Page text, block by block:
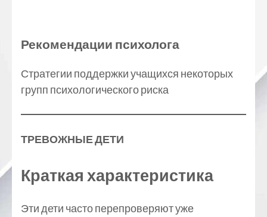
Рекомендации психолога
Стратегии поддержки учащихся некоторых
групп психологического риска
ТРЕВОЖНЫЕ ДЕТИ
Краткая характеристика
Эти дети часто перепроверяют уже